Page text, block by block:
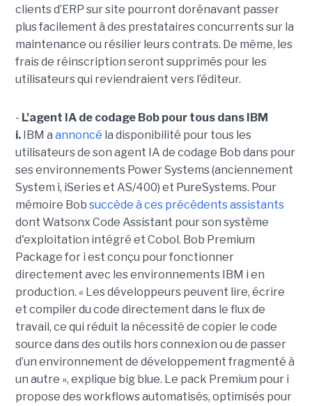
clients d’ERP sur site pourront dorénavant passer
plus facilement à des prestataires concurrents sur la
maintenance ou résilier leurs contrats. De même, les
frais de réinscription seront supprimés pour les
utilisateurs qui reviendraient vers l’éditeur.
- L'agent IA de codage Bob pour tous dans IBM
i.IBM a annoncé la disponibilité pour tous les
utilisateurs de son agent IA de codage Bob dans pour
ses environnements Power Systems (anciennement
System i, iSeries et AS/400) et PureSystems. Pour
mémoire Bob succède à ces précédents assistants
dont Watsonx Code Assistant pour son système
d'exploitation intégré et Cobol. Bob Premium
Package for i est conçu pour fonctionner
directement avec les environnements IBM i en
production. « Les développeurs peuvent lire, écrire
et compiler du code directement dans le flux de
travail, ce qui réduit la nécessité de copier le code
source dans des outils hors connexion ou de passer
d’un environnement de développement fragmenté à
un autre », explique big blue. Le pack Premium pour i
propose des workflows automatisés, optimisés pour